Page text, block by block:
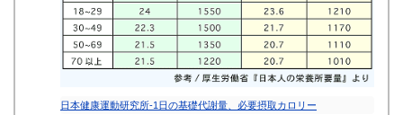
日本健康運動研究所-1日の基礎代謝量、必要摂取カロリー